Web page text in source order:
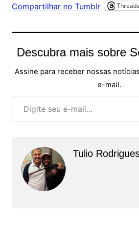
Compartilhar no Tumblr Threads
Descubra mais sobre
Assine para receber nossas
e-mail.
Tulio